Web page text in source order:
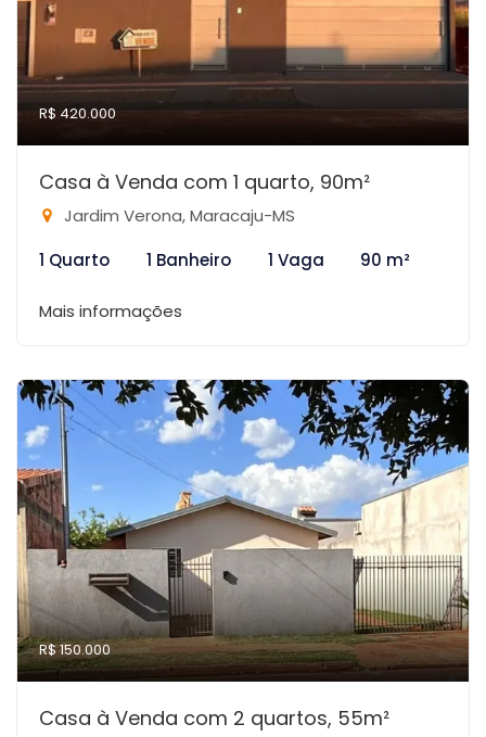
R$ 420.000
Casa à Venda com 1 quarto, 90m²
Jardim Verona, Maracaju-MS
1 Quarto
1 Banheiro 1 Vaga 90 m²
Mais informações
R$ 150.000
Casa à Venda com 2 quartos, 55m²